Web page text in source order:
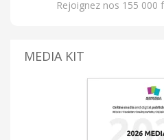
Rejoignez nos 155 000
MEDIA KIT